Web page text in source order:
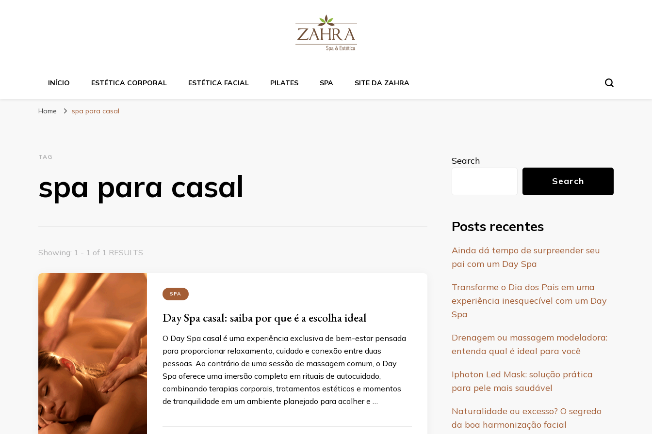
Blog da Zahra – Bem estar e relaxamento
INÍCIO ESTÉTICA CORPORAL ESTÉTICA FACIAL PILATES SPA SITE DA ZAHRA
Home spa para casal
TAG
spa para casal
Showing: 1 - 1 of 1 RESULTS
SPA
Day Spa casal: saiba por que é a escolha ideal
O Day Spa casal é uma experiência exclusiva de bem-estar pensada
para proporcionar relaxamento, cuidado e conexão entre duas
pessoas. Ao contrário de uma sessão de massagem comum, o Day
Spa oferece uma imersão completa em rituais de autocuidado,
combinando terapias corporais, tratamentos estéticos e momentos
de tranquilidade em um ambiente planejado para acolher e …
Search
Search
Posts recentes
Ainda dá tempo de surpreender seu
pai com um Day Spa
Transforme o Dia dos Pais em uma
experiência inesquecível com um Day
Spa
Drenagem ou massagem modeladora:
entenda qual é ideal para você
Iphoton Led Mask: solução prática
para pele mais saudável
Naturalidade ou excesso? O segredo
da boa harmonização facial